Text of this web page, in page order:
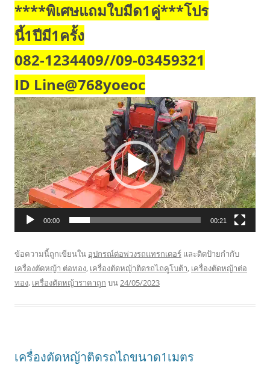
****พิเศษแถมใบมีด1คู่***โปร
นี้1ปีมี1ครั้ง
082-1234409//09-03459321
ID Line@768yoeoc
ตัว
เล่น
ไฟล์
วิดีโอ
00:00 00:21
ข้อความนี้ถูกเขียนใน อุปกรณ์ต่อพ่วงรถแทรกเตอร์ และติดป้ายกำกับ
เครื่องตัดหญ้า ต่อทอง, เครื่องตัดหญ้าติดรถไถคูโบต้า, เครื่องตัดหญ้าต่อ
ทอง, เครื่องตัดหญ้าราคาถูก บน24/05/2023
เครื่องตัดหญ้าติดรถไถขนาด1เมตร